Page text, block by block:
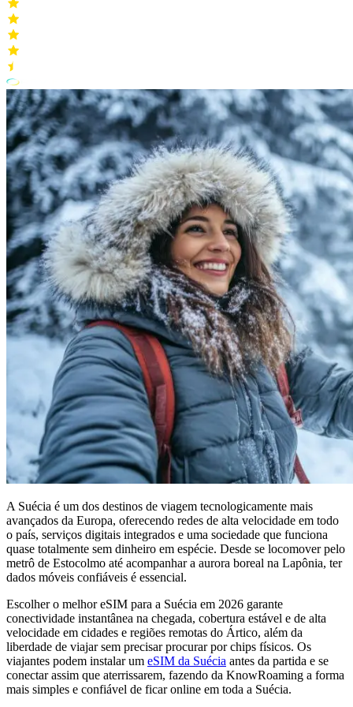
A Suécia é um dos destinos de viagem tecnologicamente mais
avançados da Europa, oferecendo redes de alta velocidade em todo
o país, serviços digitais integrados e uma sociedade que funciona
quase totalmente sem dinheiro em espécie. Desde se locomover pelo
metrô de Estocolmo até acompanhar a aurora boreal na Lapônia, ter
dados móveis confiáveis é essencial.
Escolher o melhor eSIM para a Suécia em 2026 garante
conectividade instantânea na chegada, cobertura estável e de alta
velocidade em cidades e regiões remotas do Ártico, além da
liberdade de viajar sem precisar procurar por chips físicos. Os
viajantes podem instalar um eSIM da Suécia antes da partida e se
conectar assim que aterrissarem, fazendo da KnowRoaming a forma
mais simples e confiável de ficar online em toda a Suécia.